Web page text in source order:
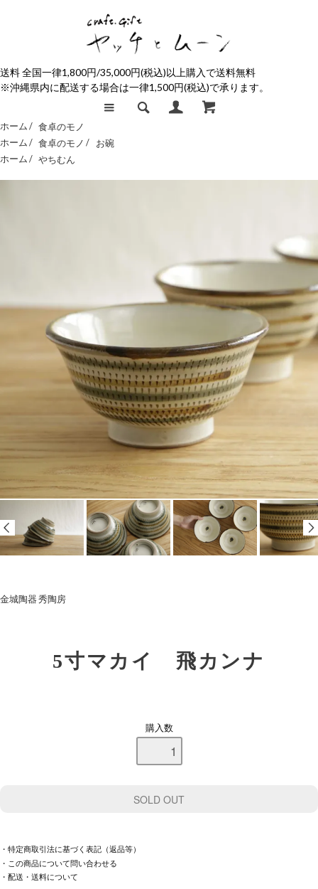
送料 全国一律1,800円/35,000円(税込)以上購入で送料無料
※沖縄県内に配送する場合は一律1,500円(税込)で承ります。
ホーム / 食卓のモノ
ホーム / 食卓のモノ/
お碗
ホーム / やちむん
金城陶器 秀陶房
5寸マカイ 飛カンナ
購入数
・特定商取引法に基づく表記（返品等）
・この商品について問い合わせる
・配送・送料について